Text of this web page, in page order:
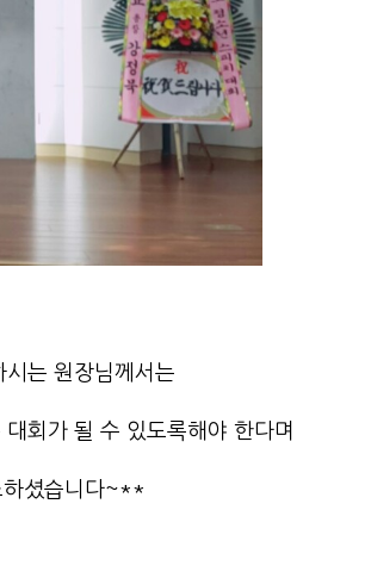
는 원장님께서는
대회가 될 수 있도록해야 한다며
하셨습니다~**